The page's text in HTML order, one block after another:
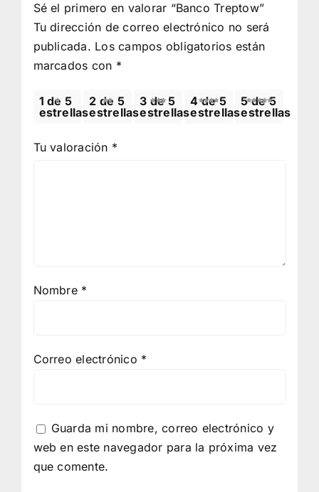
Sé el primero en valorar “Banco Treptow”
Tu dirección de correo electrónico no será
publicada. Los campos obligatorios están
marcados con *
1 de 5
estrellas
2 de 5
estrellas
3 de 5
estrellas
4 de 5
estrellas
5 de 5
estrellas
Tu valoración *
Nombre *
Correo electrónico *
Guarda mi nombre, correo electrónico y
web en este navegador para la próxima vez
que comente.